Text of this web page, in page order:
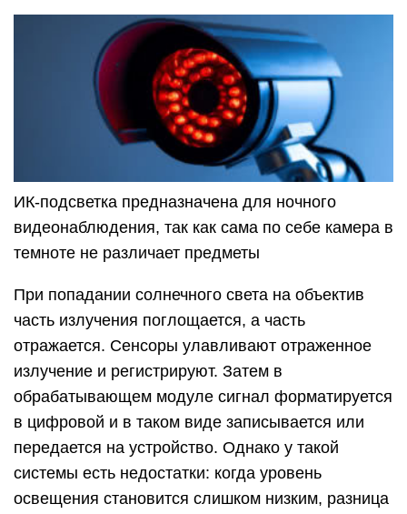
ИК-подсветка предназначена для ночного
видеонаблюдения, так как сама по себе камера в
темноте не различает предметы
При попадании солнечного света на объектив
часть излучения поглощается, а часть
отражается. Сенсоры улавливают отраженное
излучение и регистрируют. Затем в
обрабатывающем модуле сигнал форматируется
в цифровой и в таком виде записывается или
передается на устройство. Однако у такой
системы есть недостатки: когда уровень
освещения становится слишком низким, разница